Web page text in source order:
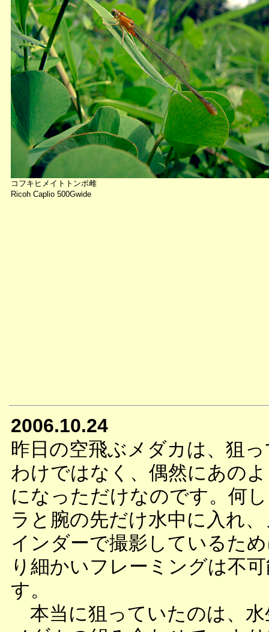
コフキヒメイトトンボ雌
Ricoh Caplio 500Gwide
2006.10.24
昨日の空飛ぶメダカは、狙
わけではなく、偶然にあの
になっただけなのです。何
ラと腕の先だけ水中に入れ
インダーで撮影しているた
り細かいフレーミングは不
す。
本当に狙っていたのは、水